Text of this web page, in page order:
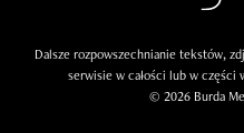
Dalsze rozpowszechnianie tekstów,
serwisie w całości lub w części
© 2026 Burda